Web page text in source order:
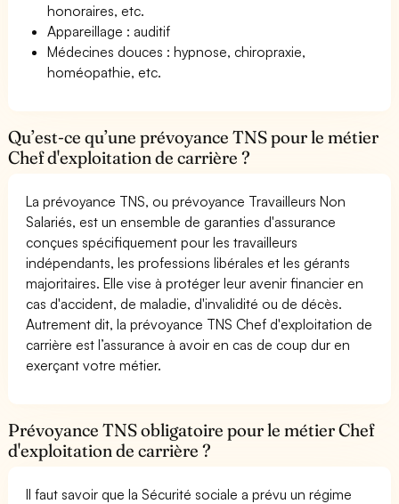
honoraires, etc.
Appareillage : auditif
Médecines douces : hypnose, chiropraxie,
homéopathie, etc.
Qu’est-ce qu’une prévoyance TNS pour le métier
Chef d'exploitation de carrière ?
La prévoyance TNS, ou prévoyance Travailleurs Non
Salariés, est un ensemble de garanties d'assurance
conçues spécifiquement pour les travailleurs
indépendants, les professions libérales et les gérants
majoritaires. Elle vise à protéger leur avenir financier en
cas d'accident, de maladie, d'invalidité ou de décès.
Autrement dit, la prévoyance TNS Chef d'exploitation de
carrière est l’assurance à avoir en cas de coup dur en
exerçant votre métier.
Prévoyance TNS obligatoire pour le métier Chef
d'exploitation de carrière ?
Il faut savoir que la Sécurité sociale a prévu un régime